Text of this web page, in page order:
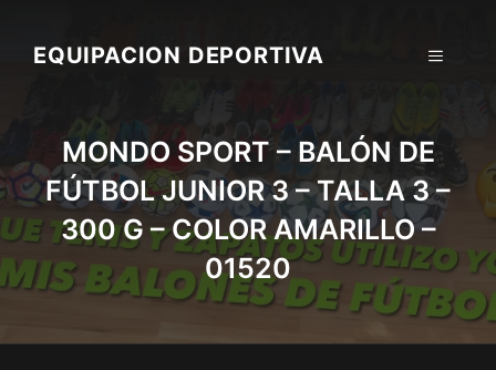
contentEQUIPACION DEPORTIVA MENU
MONDO SPORT – BALÓN DE
FÚTBOL JUNIOR 3 – TALLA 3 –
300 G – COLOR AMARILLO –
01520